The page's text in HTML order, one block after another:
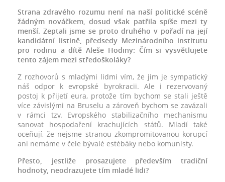
Strana zdravého rozumu není na naší politické scéně
žádným nováčkem, dosud však patřila spíše mezi ty
menší. Zeptali jsme se proto druhého v pořadí na její
kandidátní listině, předsedy Mezinárodního institutu
pro rodinu a dítě Aleše Hodiny: Čím si vysvětlujete
tento zájem mezi středoškoláky?
Z rozhovorů s mladými lidmi vím, že jim je sympatický
náš odpor k evropské byrokracii. Ale i rezervovaný
postoj k přijetí eura, protože tím bychom se stali ještě
více závislými na Bruselu a zároveň bychom se zavázali
v rámci tzv. Evropského stabilizačního mechanismu
sanovat hospodaření krachujících států. Mladí také
oceňují, že nejsme stranou zkompromitovanou korupcí
ani nemáme v čele bývalé estébáky nebo komunisty.
Přesto, jestliže prosazujete především tradiční
hodnoty, neodrazujete tím mladé lidi?